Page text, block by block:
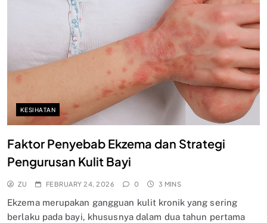
KESIHATAN
Faktor Penyebab Ekzema dan Strategi
Pengurusan Kulit Bayi
ZU FEBRUARY 24, 2026 0 3 MINS
Ekzema merupakan gangguan kulit kronik yang sering
berlaku pada bayi, khususnya dalam dua tahun pertama